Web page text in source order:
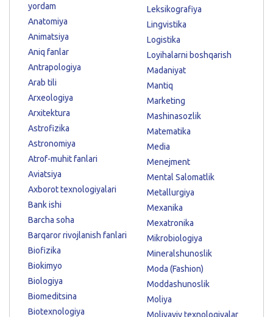
yordam
Anatomiya
Animatsiya
Aniq fanlar
Antrapologiya
Arab tili
Arxeologiya
Arxitektura
Astrofizika
Astronomiya
Atrof-muhit fanlari
Aviatsiya
Axborot texnologiyalari
Bank ishi
Barcha soha
Barqaror rivojlanish fanlari
Biofizika
Biokimyo
Biologiya
Biomeditsina
Biotexnologiya
Leksikografiya
Lingvistika
Logistika
Loyihalarni boshqarish
Madaniyat
Mantiq
Marketing
Mashinasozlik
Matematika
Media
Menejment
Mental Salomatlik
Metallurgiya
Mexanika
Mexatronika
Mikrobiologiya
Mineralshunoslik
Moda (Fashion)
Moddashunoslik
Moliya
Moliyaviy texnologiyalar